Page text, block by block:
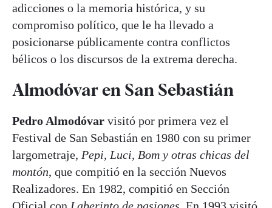
adicciones o la memoria histórica, y su
compromiso político, que le ha llevado a
posicionarse públicamente contra conflictos
bélicos o los discursos de la extrema derecha.
Almodóvar en San Sebastián
Pedro Almodóvar visitó por primera vez el
Festival de San Sebastián en 1980 con su primer
largometraje, Pepi, Luci, Bom y otras chicas del
montón, que compitió en la sección Nuevos
Realizadores. En 1982, compitió en Sección